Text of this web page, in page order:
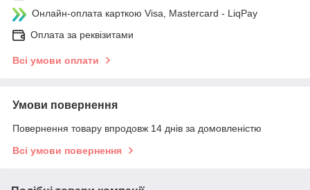
Онлайн-оплата карткою Visa, Mastercard - LiqPay
Оплата за реквізитами
Всі умови оплати
Умови повернення
Повернення товару впродовж 14 днів за домовленістю
Всі умови повернення